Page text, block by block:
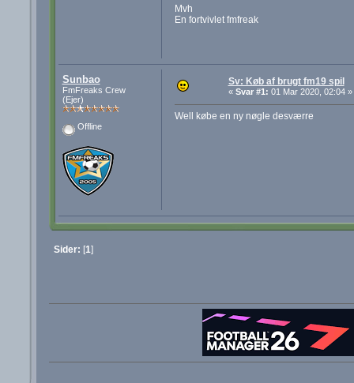
Mvh
En fortvivlet fmfreak
Sunbao
FmFreaks Crew
(Ejer)
Offline
Sv: Køb af brugt fm19 spil
« Svar #1: 01 Mar 2020, 02:04 »
Well købe en ny nøgle desværre
Sider: [1]